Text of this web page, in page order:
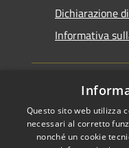
Dichiarazione
Informativa
RSS
Accessibilità
Questo sito web utilizza
necessari al corretto
nonché un cookie